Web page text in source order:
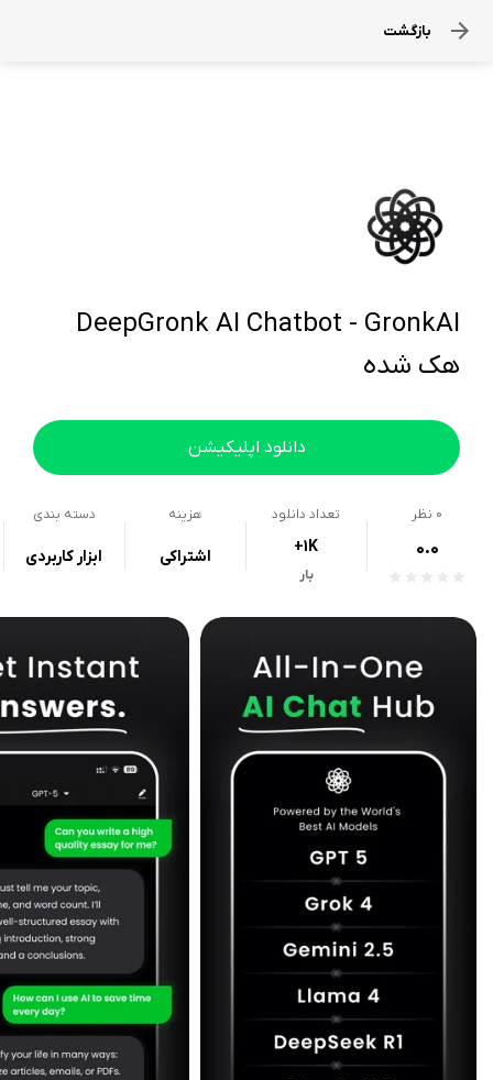
بازگشت
DeepGronk AI Chatbot - GronkAI
هک شده
دانلود اپلیکیشن
0 نظر
0.0
تعداد دانلود
+1K
بار
هزینه
اشتراکی
دسته بندی
ابزار کاربردی